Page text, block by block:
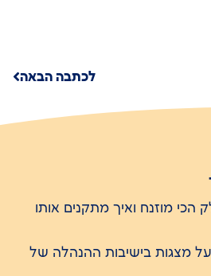
לכתבה הבאה
מוזנח ואיך מתקנים אותו
מצגות בישיבות ההנהלה של